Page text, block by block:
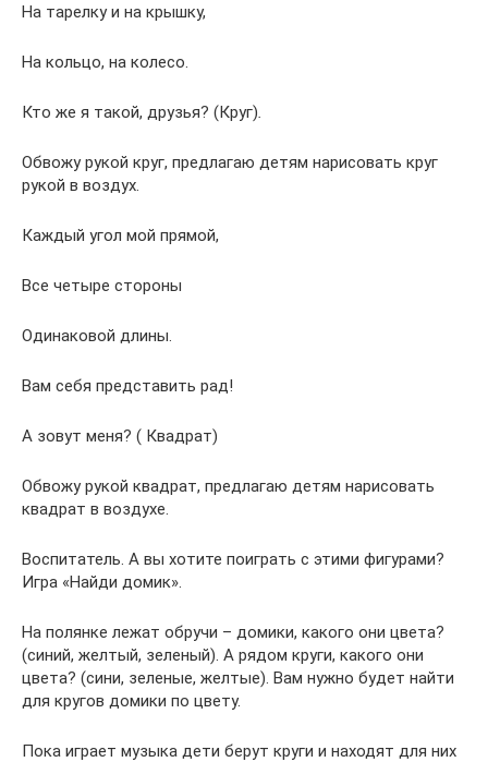
На тарелку и на крышку,
На кольцо, на колесо.
Кто же я такой, друзья? (Круг).
Обвожу рукой круг, предлагаю детям нарисовать круг
рукой в воздух.
Каждый угол мой прямой,
Все четыре стороны
Одинаковой длины.
Вам себя представить рад!
А зовут меня? ( Квадрат)
Обвожу рукой квадрат, предлагаю детям нарисовать
квадрат в воздухе.
Воспитатель. А вы хотите поиграть с этими фигурами?
Игра «Найди домик».
На полянке лежат обручи – домики, какого они цвета?
(синий, желтый, зеленый). А рядом круги, какого они
цвета? (сини, зеленые, желтые). Вам нужно будет найти
для кругов домики по цвету.
Пока играет музыка дети берут круги и находят для них